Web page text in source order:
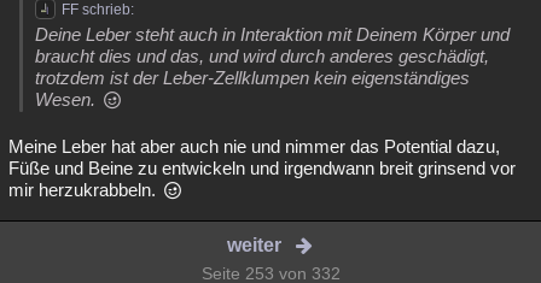
FF schrieb:
Deine Leber steht auch in Interaktion mit Deinem Körper und
braucht dies und das, und wird durch anderes geschädigt,
trotzdem ist der Leber-Zellklumpen kein eigenständiges
Wesen.
Meine Leber hat aber auch nie und nimmer das Potential dazu,
Füße und Beine zu entwickeln und irgendwann breit grinsend vor
mir herzukrabbeln.
weiter
Seite 253 von 332